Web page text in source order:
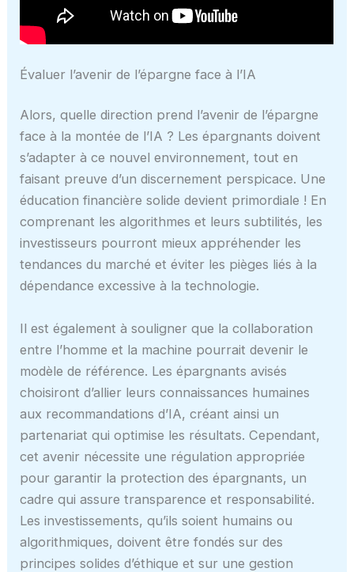
Évaluer l’avenir de l’épargne face à l’IA
Alors, quelle direction prend l’avenir de l’épargne
face à la montée de l’IA ? Les épargnants doivent
s’adapter à ce nouvel environnement, tout en
faisant preuve d’un discernement perspicace. Une
éducation financière solide devient primordiale ! En
comprenant les algorithmes et leurs subtilités, les
investisseurs pourront mieux appréhender les
tendances du marché et éviter les pièges liés à la
dépendance excessive à la technologie.
Il est également à souligner que la collaboration
entre l’homme et la machine pourrait devenir le
modèle de référence. Les épargnants avisés
choisiront d’allier leurs connaissances humaines
aux recommandations d’IA, créant ainsi un
partenariat qui optimise les résultats. Cependant,
cet avenir nécessite une régulation appropriée
pour garantir la protection des épargnants, un
cadre qui assure transparence et responsabilité.
Les investissements, qu’ils soient humains ou
algorithmiques, doivent être fondés sur des
principes solides d’éthique et sur une gestion